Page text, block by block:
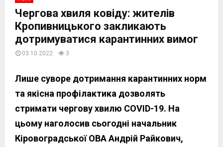
Чергова хвиля ковіду: жителів
Кропивницького закликають
дотримуватися карантинних вимог
03.10.2022 3
Лише суворе дотримання карантинних норм
та якісна профілактика дозволять
стримати чергову хвилю COVID-19. На
цьому наголосив сьогодні начальник
Кіровоградської ОВА Андрій Райкович,